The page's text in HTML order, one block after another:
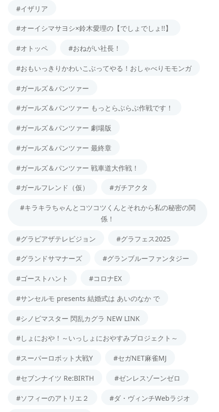
#イザリア
#オーイシマサヨシ×鈴木愛理の【でしょでしょ!!】
#オトッペ #おねがい社長！
#おもいっきりかわいこぶってやる！おしゃべりモモンガ
#ガールズ＆パンツァー
#ガールズ＆パンツァー もっとらぶらぶ作戦です！
#ガールズ＆パンツァー 劇場版
#ガールズ＆パンツァー 最終章
#ガールズ＆パンツァー 戦車道大作戦！
#ガールフレンド（仮） #ガチアクタ
#キラキラちゃんとコツコツくんとそれから私の秘密の関
係！
#グラビアザテレビジョン #グラフェス2025
#グランドサマナーズ #グランブルーファンタジー
#ゴーストハント #コロナEX
#サンセルモ presents 結婚式は あいのなか で
#シノビマスター 閃乱カグラ NEW LINK
#しょにおや！～いっしょにおやすみプロジェクト～
#スーパーロボット大戦Y #セガNET麻雀MJ
#セブンナイツ Re:BIRTH #ゼンレスゾーンゼロ
#ソフィーのアトリエ２ #ダ・ヴィンチWebラジオ